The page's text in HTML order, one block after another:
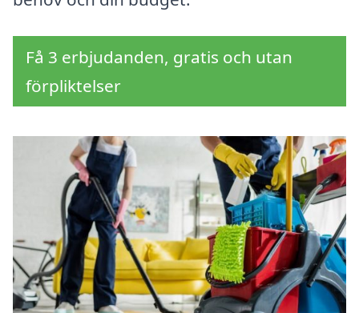
Få 3 erbjudanden, gratis och utan
förpliktelser